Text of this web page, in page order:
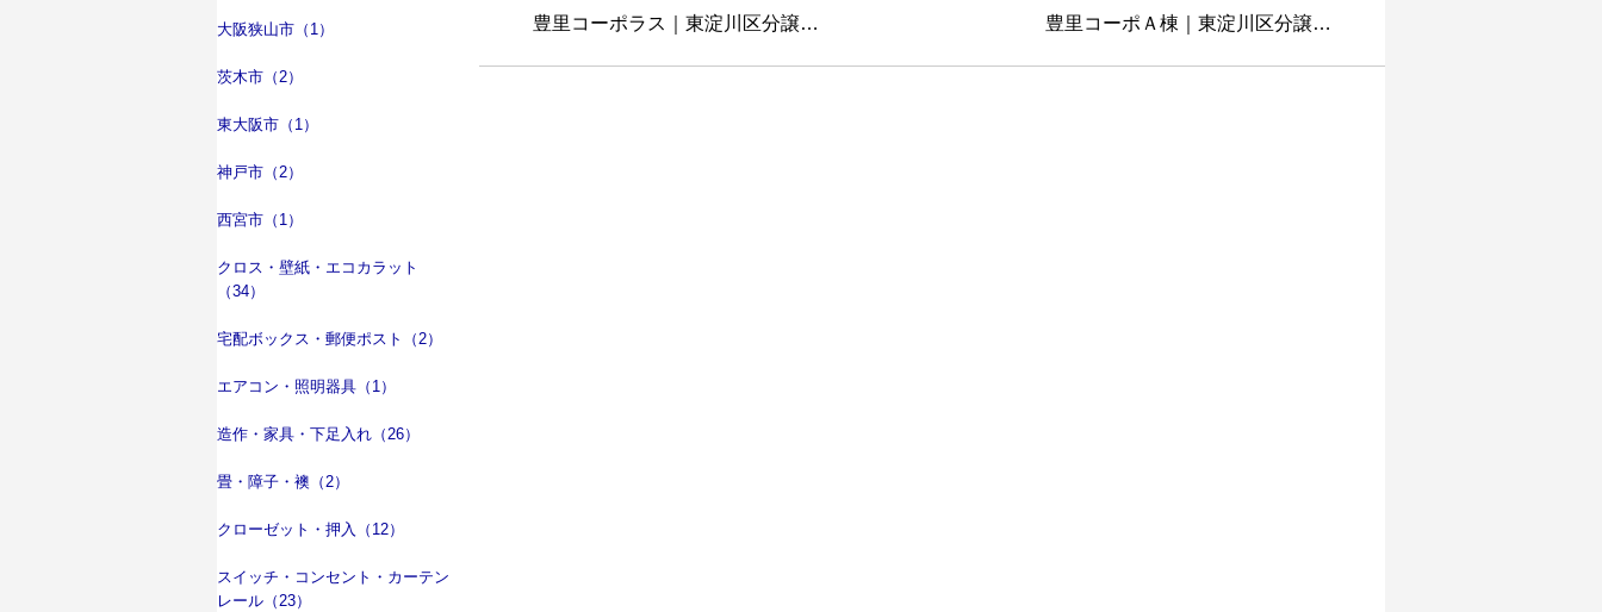
大阪狭山市（1）
茨木市（2）
東大阪市（1）
神戸市（2）
西宮市（1）
クロス・壁紙・エコカラット
（34）
宅配ボックス・郵便ポスト（2）
エアコン・照明器具（1）
造作・家具・下足入れ（26）
畳・障子・襖（2）
クローゼット・押入（12）
スイッチ・コンセント・カーテン
レール（23）
豊里コーポラス｜東淀川区分譲… 豊里コーポＡ棟｜東淀川区分譲…